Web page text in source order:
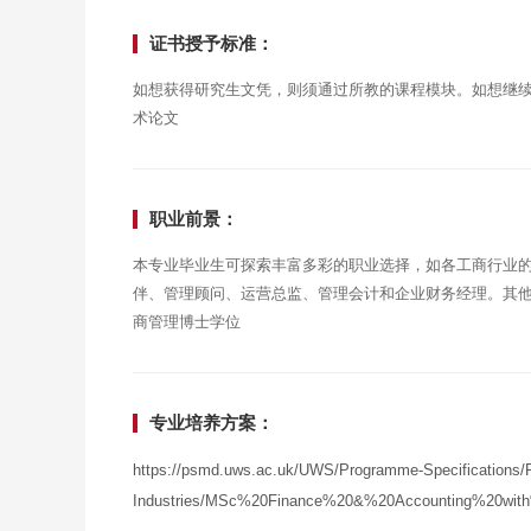
证书授予标准：
如想获得研究生文凭，则须通过所教的课程模块。如想继
术论文
职业前景：
本专业毕业生可探索丰富多彩的职业选择，如各工商行业
伴、管理顾问、运营总监、管理会计和企业财务经理。其
商管理博士学位
专业培养方案：
https://psmd.uws.ac.uk/UWS/Programme-
Industries/